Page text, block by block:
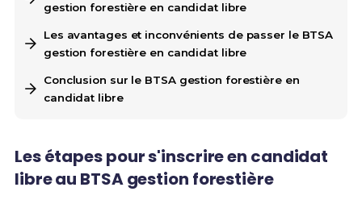
gestion forestière en candidat libre
Les avantages et inconvénients de passer le BTSA
gestion forestière en candidat libre
Conclusion sur le BTSA gestion forestière en
candidat libre
Les étapes pour s'inscrire en candidat
libre au BTSA gestion forestière